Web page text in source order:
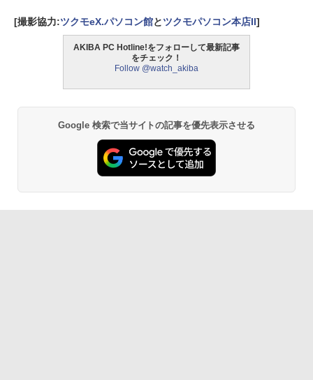
[撮影協力:ツクモeX.パソコン館とツクモパソコン本店II]
AKIBA PC Hotline!をフォローして最新記事
をチェック！
Follow @watch_akiba
Google 検索で当サイトの記事を優先表示させる